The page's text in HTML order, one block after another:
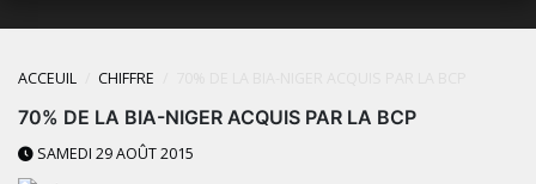
ACCEUIL CHIFFRE
70% DE LA BIA-NIGER ACQUIS PAR LA BCP
SAMEDI 29 AOÛT 2015